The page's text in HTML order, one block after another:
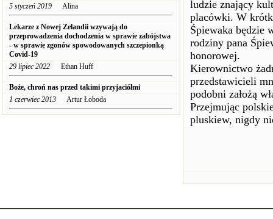
5 styczeń 2019 Alina
Lekarze z Nowej Zelandii wzywają do
przeprowadzenia dochodzenia w sprawie zabójstwa
- w sprawie zgonów spowodowanych szczepionką
Covid-19
29 lipiec 2022 Ethan Huff
Boże, chroń nas przed takimi przyjaciółmi
1 czerwiec 2013 Artur Łoboda
ludzie znający
placówki. W
Śpiewaka będzie
rodziny pana
honorowej.
Kierownictwo
przedstawicieli
podobni założą
Przejmując
pluskiew, nigdy